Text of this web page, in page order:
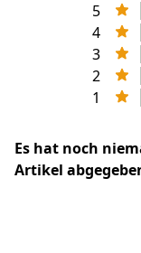
5
4
3
2
1
Es hat noch
Artikel